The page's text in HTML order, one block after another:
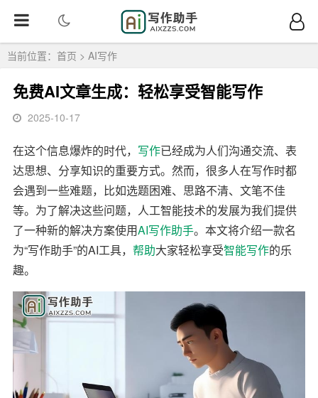
当前位置： 首页 > AI写作
免费AI文章生成：轻松享受智能写作
2025-10-17
在这个信息爆炸的时代， 写作已经成为人们沟通交流、表
达思想、分享知识的重要方式。然而，很多人在写作时都
会遇到一些难题，比如选题困难、思路不清、文笔不佳
等。为了解决这些问题，人工智能技术的发展为我们提供
了一种新的解决方案使用AI写作助手。本文将介绍一款名
为“写作助手”的AI工具， 帮助大家轻松享受智能写作的乐
趣。